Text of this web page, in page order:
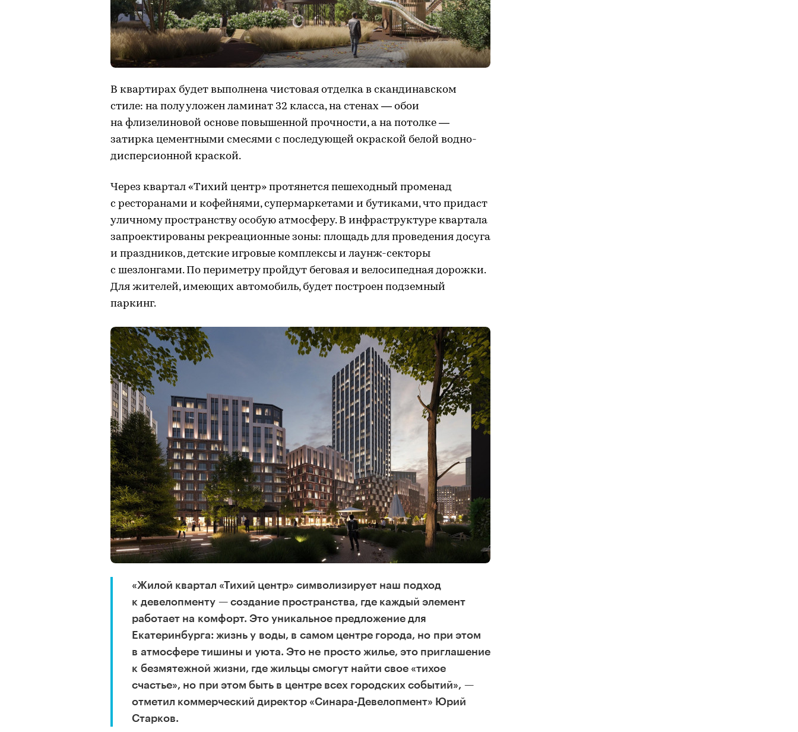
В квартирах будет выполнена чистовая отделка в скандинавском
стиле: на полу уложен ламинат 32 класса, на стенах — обои
на флизелиновой основе повышенной прочности, а на потолке —
затирка цементными смесями с последующей окраской белой водно-
дисперсионной краской.
Через квартал «Тихий центр» протянется пешеходный променад
с ресторанами и кофейнями, супермаркетами и бутиками, что придаст
уличному пространству особую атмосферу. В инфраструктуре квартала
запроектированы рекреационные зоны: площадь для проведения досуга
и праздников, детские игровые комплексы и лаунж-секторы
с шезлонгами. По периметру пройдут беговая и велосипедная дорожки.
Для жителей, имеющих автомобиль, будет построен подземный
паркинг.
«Жилой квартал «Тихий центр» символизирует наш подход
к девелопменту — создание пространства, где каждый элемент
работает на комфорт. Это уникальное предложение для
Екатеринбурга: жизнь у воды, в самом центре города, но при этом
в атмосфере тишины и уюта. Это не просто жилье, это приглашение
к безмятежной жизни, где жильцы смогут найти свое «тихое
счастье», но при этом быть в центре всех городских событий», —
отметил коммерческий директор «Синара-Девелопмент» Юрий
Старков.